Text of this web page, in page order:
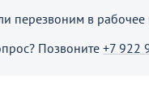
перезвоним в рабочее
Позвоните +7 922